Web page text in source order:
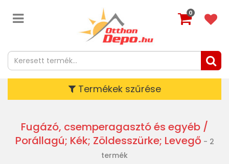
0
Termékek szűrése
Fugázó, csemperagasztó és egyéb /
Porállagú; Kék; Zöldesszürke; Levegő - 2
termék